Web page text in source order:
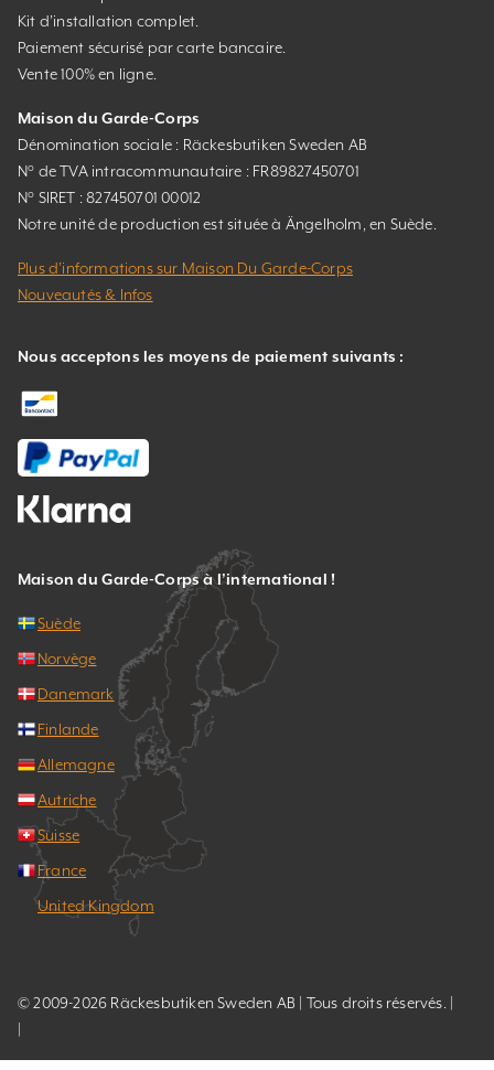
Kit d’installation complet.
Paiement sécurisé par carte bancaire.
Vente 100% en ligne.
Maison du Garde-Corps
Dénomination sociale : Räckesbutiken Sweden AB
N° de TVA intracommunautaire : FR89827450701
N° SIRET : 827450701 00012
Notre unité de production est située à Ängelholm, en Suède.
Plus d’informations sur Maison Du Garde-Corps
Nouveautés & Infos
Nous acceptons les moyens de paiement suivants :
Maison du Garde-Corps à l’international !
Suède
Norvège
Danemark
Finlande
Allemagne
Autriche
Suisse
France
United Kingdom
© 2009-2026 Räckesbutiken Sweden AB | Tous droits réservés. |